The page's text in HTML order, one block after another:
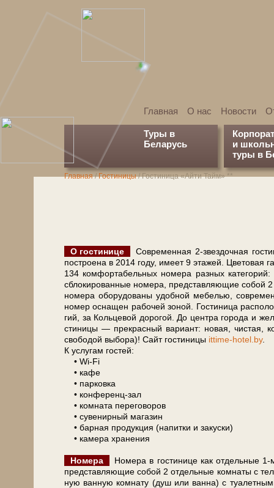
Главная О нас Новости
Туры в
Беларусь
и
туры в
Главная/Гостиницы/Гостиница «Айти Тайм» **
О го­сти­ни­це
Современная 2-звездочная
по­стро­е­на в 2014 го­ду, име­ет 9 эта­жей.
134 комфортабельных но­ме­ра раз­ных
сблокированные но­ме­ра, пред­став­ля­ю­щие со­бой
но­ме­ра обо­ру­до­ва­ны удобной ме­бе­лью,
но­мер осна­щен рабочей зоной. Го­сти­ни­ца
гий, за Кольцевой до­ро­гой. До цен­тра го­ро­да и
сти­ни­цы — пре­крас­ный вариант: новая, чистая,
свободой выбора)! Сайт го­сти­ни­цы ittime-hotel.by.
К услугам го­стей:
• Wi-Fi
• ка­фе
• парковка
• конференц-зал
• ком­на­та переговоров
• сувенирный ма­га­зин
• барная продукция (напитки и за­кус­ки)
• ка­ме­ра хра­не­ния
Номера
Номера в го­сти­ни­це как от­дель­ные
пред­став­ля­ю­щие со­бой 2 от­дель­ные ком­на­ты с
ную ван­ную ком­на­ту (душ или ванна) с